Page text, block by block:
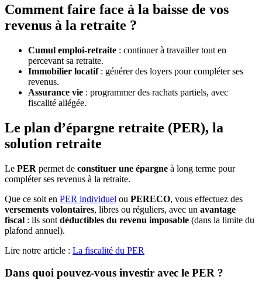
Comment faire face à la baisse de vos
revenus à la retraite ?
Cumul emploi-retraite : continuer à travailler tout en
percevant sa retraite.
Immobilier locatif: générer des loyers pour compléter ses
revenus.
Assurance vie : programmer des rachats partiels, avec
fiscalité allégée.
Le plan d’épargne retraite (PER), la
solution retraite
Le PER permet de constituer une épargne à long terme pour
compléter ses revenus à la retraite.
Que ce soit en PER individuel ou PERECO, vous effectuez des
versements volontaires, libres ou réguliers, avec un avantage
fiscal : ils sont déductibles du revenu imposable (dans la limite du
plafond annuel).
Lire notre article : La fiscalité du PER
Dans quoi pouvez-vous investir avec le PER ?